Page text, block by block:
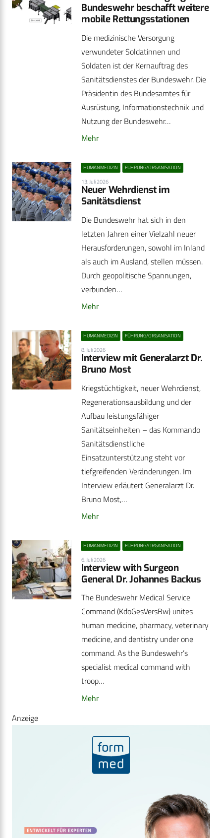
Bundeswehr beschafft weitere
mobile Rettungsstationen
Die medizinische Versorgung
verwundeter Soldatinnen und
Soldaten ist der Kernauftrag des
Sanitätsdienstes der Bundeswehr. Die
Präsidentin des Bundesamtes für
Ausrüstung, Informationstechnik und
Nutzung der Bundeswehr…
Mehr
HUMANMEDIZIN FÜHRUNG/ORGANISATION
13. Juli 2026
Neuer Wehrdienst im
Sanitätsdienst
Die Bundeswehr hat sich in den
letzten Jahren einer Vielzahl neuer
Herausforderungen, sowohl im Inland
als auch im Ausland, stellen müssen.
Durch geopolitische Spannungen,
verbunden…
Mehr
HUMANMEDIZIN FÜHRUNG/ORGANISATION
8. Juli 2026
Interview mit Generalarzt Dr.
Bruno Most
Kriegstüchtigkeit, neuer Wehrdienst,
Regenerationsausbildung und der
Aufbau leistungsfähiger
Sanitätseinheiten – das Kommando
Sanitätsdienstliche
Einsatzunterstützung steht vor
tiefgreifenden Veränderungen. Im
Interview erläutert Generalarzt Dr.
Bruno Most,…
Mehr
HUMANMEDIZIN FÜHRUNG/ORGANISATION
6. Juli 2026
Interview with Surgeon
General Dr. Johannes Backus
The Bundeswehr Medical Service
Command (KdoGesVersBw) unites
human medicine, pharmacy, veterinary
medicine, and dentistry under one
command. As the Bundeswehr’s
specialist medical command with
troop…
Mehr
Anzeige